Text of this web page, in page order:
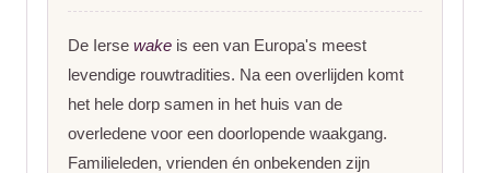
De Ierse wake is een van Europa's meest
levendige rouwtradities. Na een overlijden komt
het hele dorp samen in het huis van de
overledene voor een doorlopende waakgang.
Familieleden, vrienden én onbekenden zijn